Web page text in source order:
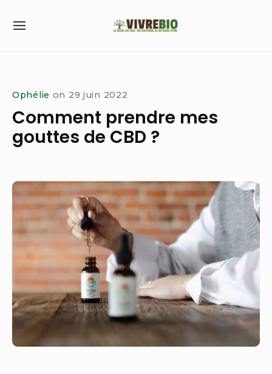
SITE
Ophélie on 29 juin 2022
Comment prendre mes
gouttes de CBD ?